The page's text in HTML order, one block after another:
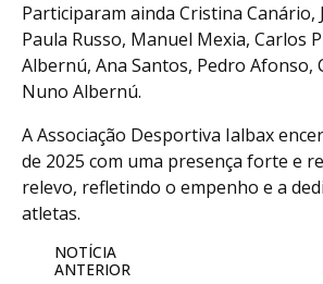
Participaram ainda Cristina Canário,
Paula Russo, Manuel Mexia, Carlos
Albernú, Ana Santos, Pedro Afonso,
Nuno Albernú.
A Associação Desportiva Ialbax
de 2025 com uma presença forte e
relevo, refletindo o empenho e a
atletas.
NOTÍCIA
ANTERIOR